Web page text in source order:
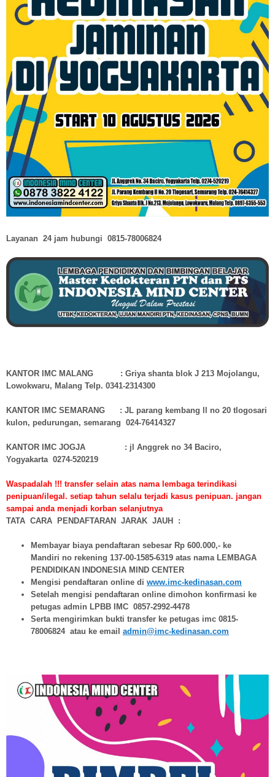
Layanan 24 jam hubungi 0815-78006824
KANTOR IMC MALANG : Griya shanta blok J 213 Mojolangu,
Lowokwaru, Malang Telp. 0341-2314300
KANTOR IMC SEMARANG : JL parang kembang ll no 20 tlogosari
kulon, pedurungan, semarang 024-76414327
KANTOR IMC JOGJA : jl Anggrek no 34 Baciro,
Yogyakarta 0274-520219
Waspadalah !!! transfer selain atas nama lembaga terindikasi
penipuan/ilegal. setiap tahun selalu terjadi kasus penipuan. jangan
sampai anda menjadi korban selanjutnya
TATA CARA PENDAFTARAN JARAK JAUH :
Membayar biaya pendaftaran sebesar Rp 600.000,- ke
Mandiri no rekening 137-00-1585-6319 atas nama LEMBAGA
PENDIDIKAN INDONESIA MIND CENTER
Mengisi pendaftaran online di www.imc-kedinasan.com
Setelah mengisi pendaftaran online dimohon konfirmasi ke
petugas admin LPBB IMC 0857-2992-4478
Serta mengirimkan bukti transfer ke petugas imc 0815-
78006824 atau ke email admin@imc-kedinasan.com